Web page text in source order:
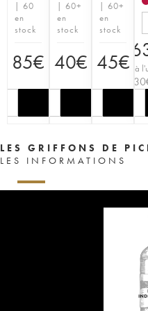
| 60
en
stock
85€
| 60+
en
stock
40€
| 60+
en
stock
45€
Prix à
77,30
LES GRIFFONS DE
LES INFORMATIONS